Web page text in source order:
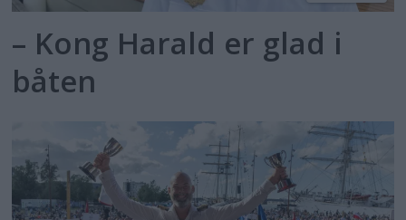
– Kong Harald er glad i
båten